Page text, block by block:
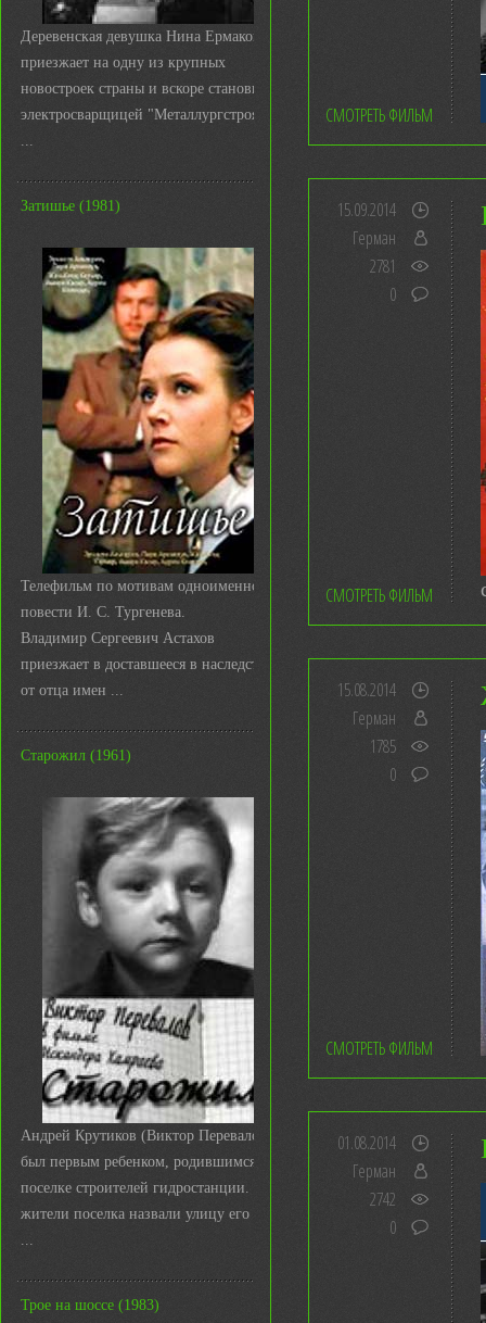
Деревенская девушка Нина Ермакова
приезжает на одну из крупных
новостроек страны и вскоре становится
электросварщицей "Металлургстроя&q
...
Затишье (1981)
Телефильм по мотивам одноименной
повести И. С. Тургенева.
Владимир Сергеевич Астахов
приезжает в доставшееся в наследство
от отца имен ...
Старожил (1961)
Андрей Крутиков (Виктор Перевалов)
был первым ребенком, родившимся в
поселке строителей гидростанции. И
жители поселка назвали улицу его име
...
Трое на шоссе (1983)
СМОТРЕТЬ ФИЛЬМ
15.09.2014
Герман
2781
0
СМОТРЕТЬ ФИЛЬМ
15.08.2014
Герман
1785
0
СМОТРЕТЬ ФИЛЬМ
01.08.2014
Герман
2742
0